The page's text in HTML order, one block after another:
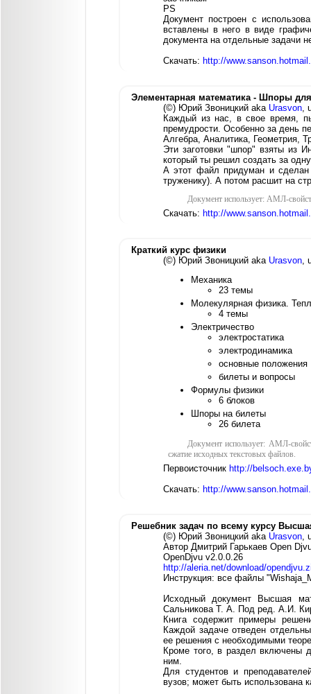
PS
Документ построен с
вставлены в него в виде
документа на отдельные задачи
Скачать: http://
Элементарная математика - Шпоры
(©) Юрий Звоницкий aka Urasvon,
Каждый из нас, в свое время,
премудрости. Особенно за день
Алгебра, Аналитика, Геометрия,
Эти заготовки "шпор" взяты из
который ты решил создать за
А этот файл придуман и
труженику). А потом расшит на
Документ использует: АМЛ-
Скачать: http://
Краткий курс физики
(©) Юрий Звоницкий aka Urasvon,
Механика
23 темы
Молекулярная физика.
4 темы
Электричество
электростатика
электродинамика
основные положения
билеты и вопросы
Формулы физики
6 блоков
Шпоры на билеты
26 билета
Документ использует: АМЛ-
сжатие исходных текстовых файлов.
Первоисточник http://
Скачать: http://
Решебник задач по всему курсу
(©) Юрий Звоницкий aka Urasvon ,
Автор Дмитрий Гарькаев Open
OpenDjvu v2.0.0.26
http://aleria.net/download/
Инструкция: все файлы
Исходный документ Выс­шая
Сальникова Т. А. Под ред. А.И.
Книга содержит примеры
Каждой задаче отведен
ее решения с необходимыми
Кроме того, в раздел включены
ним.
Для студентов и
вузов; может быть использована